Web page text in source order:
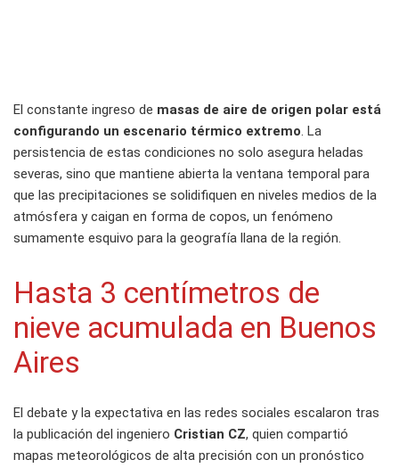
El constante ingreso de masas de aire de origen polar está
configurando un escenario térmico extremo. La
persistencia de estas condiciones no solo asegura heladas
severas, sino que mantiene abierta la ventana temporal para
que las precipitaciones se solidifiquen en niveles medios de la
atmósfera y caigan en forma de copos, un fenómeno
sumamente esquivo para la geografía llana de la región.
Hasta 3 centímetros de
nieve acumulada en Buenos
Aires
El debate y la expectativa en las redes sociales escalaron tras
la publicación del ingeniero Cristian CZ, quien compartió
mapas meteorológicos de alta precisión con un pronóstico